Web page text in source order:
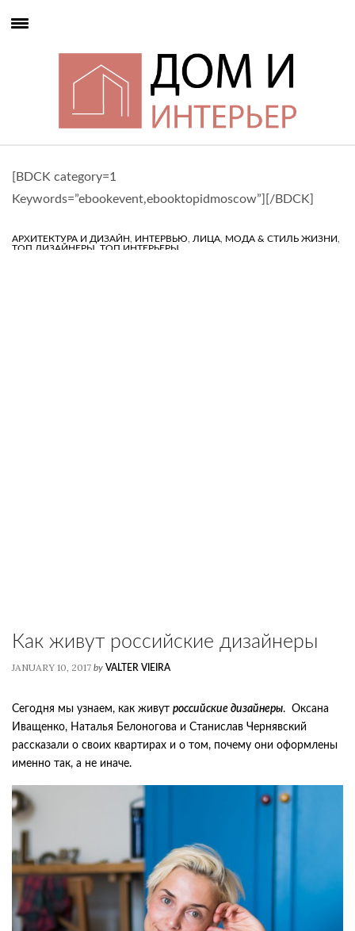
[BDCK category=1
Keywords=”ebookevent,ebooktopidmoscow”][/BDCK]
АРХИТЕКТУРА И ДИЗАЙН, ИНТЕРВЬЮ, ЛИЦА, МОДА & СТИЛЬ ЖИЗНИ,
ТОП ДИЗАЙНЕРЫ ТОП ИНТЕРЬЕРЫ
Как живут российские дизайнеры
JANUARY 10, 2017 by VALTER VIEIRA
Сегодня мы узнаем, как живут российские дизайнеры. Оксана
Иващенко, Наталья Белоногова и Станислав Чернявский
рассказали о своих квартирах и о том, почему они оформлены
именно так, а не иначе.